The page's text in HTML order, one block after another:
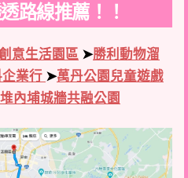
路線推薦！！
意生活園區 ➤勝利動物溜
業行 ➤萬丹公園兒童遊戲
內埔城牆共融公園